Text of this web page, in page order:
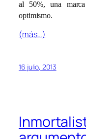
al 50%, una
optimismo.
(más…)
16 julio, 2013